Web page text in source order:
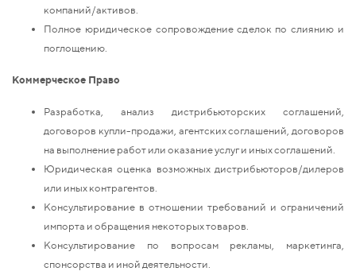
компаний/активов.
Полное юридическое сопровождение сделок по слиянию и
поглощению.
Коммерческое Право
Разработка, анализ дистрибьюторских соглашений,
договоров купли-продажи, агентских соглашений, договоров
на выполнение работ или оказание услуг и иных соглашений.
Юридическая оценка возможных дистрибьюторов/дилеров
или иных контрагентов.
Консультирование в отношении требований и ограничений
импорта и обращения некоторых товаров.
Консультирование по вопросам рекламы, маркетинга,
спонсорства и иной деятельности.